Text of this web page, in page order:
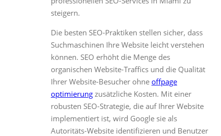
steigern.
Die besten SEO-Praktiken stellen sicher, dass
Suchmaschinen Ihre Website leicht verstehen
können. SEO erhöht die Menge des
organischen Website-Traffics und die Qualität
Ihrer Website-Besucher ohne offpage
optimierung zusätzliche Kosten. Mit einer
robusten SEO-Strategie, die auf Ihrer Website
implementiert ist, wird Google sie als
Autoritäts-Website identifizieren und Benutzer